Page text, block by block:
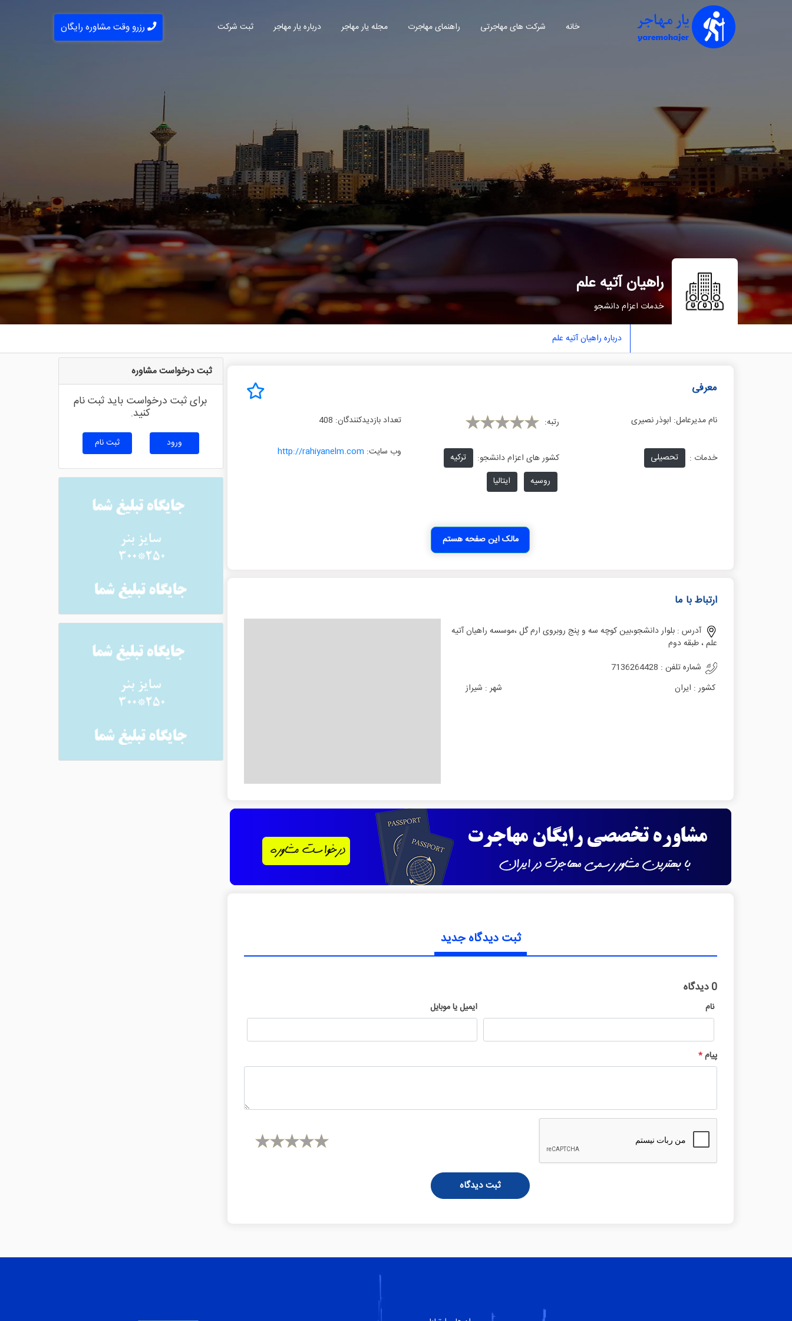
خانه شرکت های مهاجرتی راهنمای مهاجرت مجله یار مهاجر درباره یار مهاجر ثبت شرکت رزرو وقت مشاوره رایگان
راهیان آتیه علم
خدمات اعزام دانشجو
درباره راهیان آتیه علم
معرفی
نام مدیرعامل: ابوذر نصیری رتبه: تعداد بازدیدکنندگان: 408
خدمات : تحصیلی کشور های اعزام دانشجو:
ترکیه
روسیه
ایتالیا
وب سایت: http://rahiyanelm.com
مالک این صفحه هستم
ارتباط با ما
آدرس :بلوار دانشجو،بین کوچه سه و پنج روبروی ارم گل ،موسسه راهیان آتیه
علم ، طبقه دوم
شماره تلفن : 7136264428
کشور : ایران شهر : شیراز
ثبت دیدگاه جدید
0 دیدگاه
نام ایمیل یا موبایل
پیام*
ثبت دیدگاه
ثبت درخواست مشاوره
برای ثبت درخواست باید ثبت نام
کنید.
ورود ثبت نام